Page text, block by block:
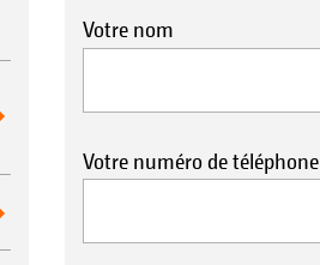
Votre nom
Votre numéro de téléphone